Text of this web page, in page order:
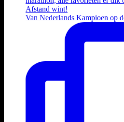
Van Nederlands Kampioen op